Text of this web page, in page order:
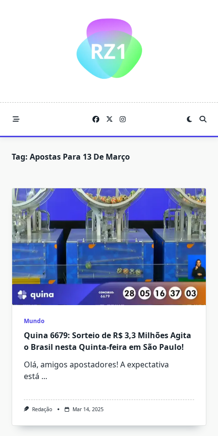
Tag: Apostas Para 13 De Março
Mundo
Quina 6679: Sorteio de R$ 3,3 Milhões Agita
o Brasil nesta Quinta-feira em São Paulo!
Olá, amigos apostadores! A expectativa
está ...
Redação Mar 14, 2025